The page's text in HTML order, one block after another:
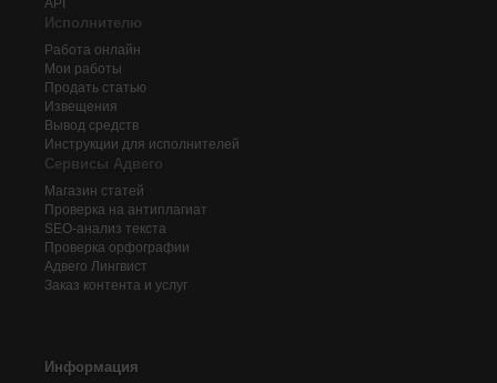
API
Исполнителю
Работа онлайн
Мои работы
Продать статью
Извещения
Вывод средств
Инструкции для исполнителей
Сервисы Адвего
Магазин статей
Проверка на антиплагиат
SEO-анализ текста
Проверка орфографии
Адвего Лингвист
Заказ контента и услуг
Информация